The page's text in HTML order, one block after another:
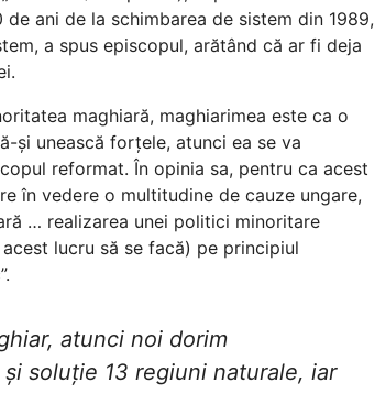
ani de la schimbarea de sistem din 1989,
a spus episcopul, arătând că ar fi deja
maghiară, maghiarimea este ca o
și unească forțele, atunci ea se va
reformat. În opinia sa, pentru ca acest
în vedere o multitudine de cauze ungare,
… realizarea unei politici minoritare
lucru să se facă) pe principiul
atunci noi dorim
soluție 13 regiuni naturale, iar